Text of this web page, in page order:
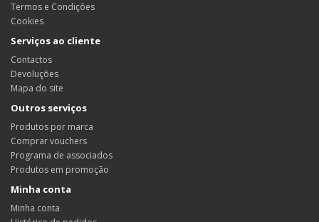
Termos e Condições
Cookies
Serviços ao cliente
Contactos
Devoluções
Mapa do site
Outros serviços
Produtos por marca
Comprar vouchers
Programa de associados
Produtos em promoção
Minha conta
Minha conta